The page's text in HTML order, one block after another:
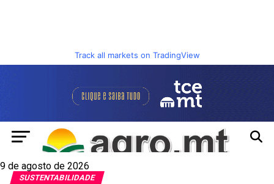
Track all markets on TradingView
9 de agosto de 2026
SUSTENTABILIDADE